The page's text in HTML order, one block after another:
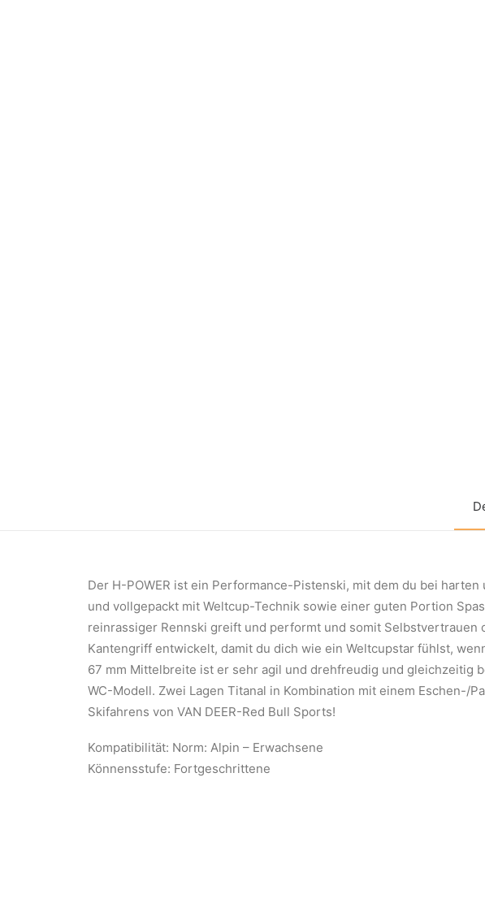
Der H-POWER ist ein Performance-Pistenski, mit dem du bei
und vollgepackt mit Weltcup-Technik sowie einer guten Portion
reinrassiger Rennski greift und performt und somit Selbstvertrauen
Kantengriff entwickelt, damit du dich wie ein Weltcupstar fühlst,
67 mm Mittelbreite ist er sehr agil und drehfreudig und gleichzeitig
WC-Modell. Zwei Lagen Titanal in Kombination mit einem Eschen-/
Skifahrens von VAN DEER-Red Bull Sports!
Kompatibilität: Norm: Alpin – Erwachsene
Könnensstufe: Fortgeschrittene